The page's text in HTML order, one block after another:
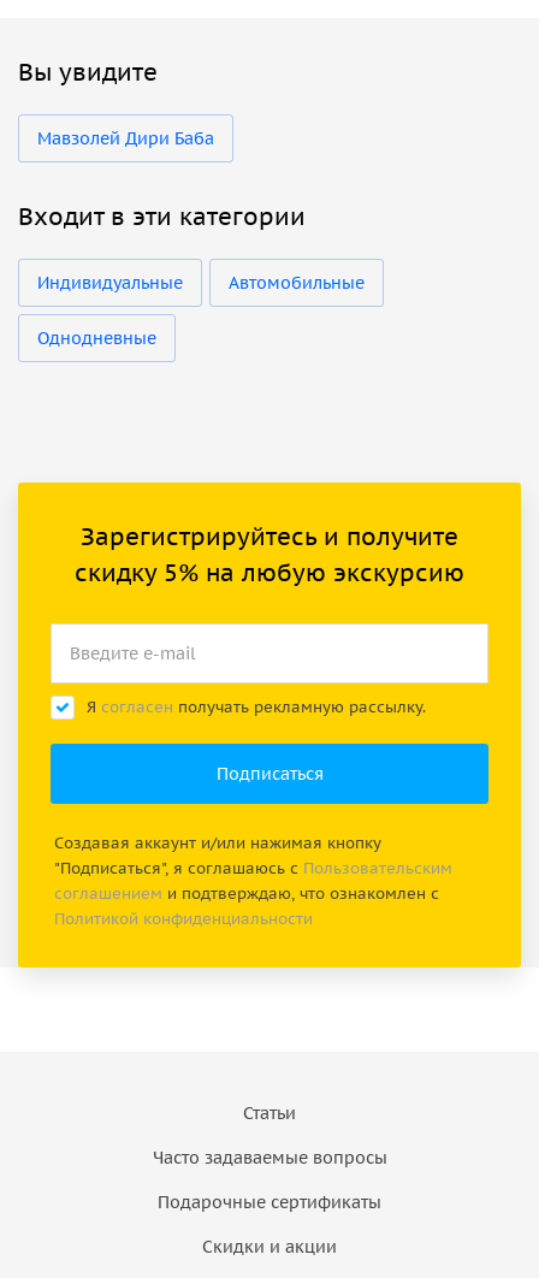
Вы увидите
Мавзолей Дири Баба
Входит в эти категории
Индивидуальные Автомобильные
Однодневные
Зарегистрируйтесь и получите
скидку 5% на любую экскурсию
Я согласен получать рекламную рассылку.
Создавая аккаунт и/или нажимая кнопку
"Подписаться", я соглашаюсь с Пользовательским
соглашением и подтверждаю, что ознакомлен с
Политикой конфиденциальности
Статьи
Часто задаваемые вопросы
Подарочные сертификаты
Скидки и акции